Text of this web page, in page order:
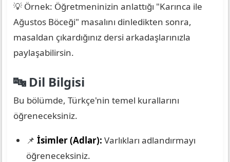
💡 Örnek: Öğretmeninizin anlattığı "Karınca ile
Ağustos Böceği" masalını dinledikten sonra,
masaldan çıkardığınız dersi arkadaşlarınızla
paylaşabilirsin.
🔤 Dil Bilgisi
Bu bölümde, Türkçe'nin temel kurallarını
öğreneceksiniz.
📌 İsimler (Adlar): Varlıkları adlandırmayı
öğreneceksiniz.